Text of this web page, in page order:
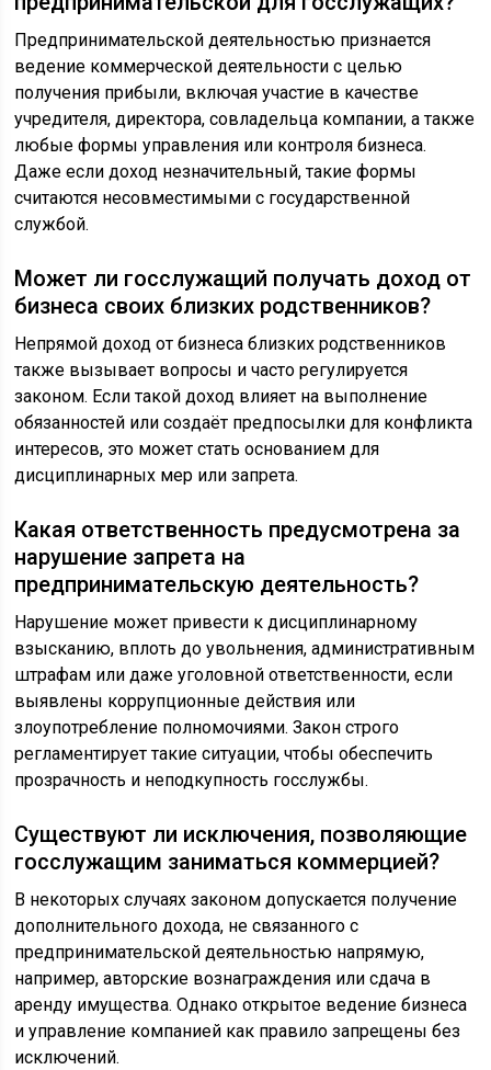
Предпринимательской деятельностью признается
ведение коммерческой деятельности с целью
получения прибыли, включая участие в качестве
учредителя, директора, совладельца компании, а также
любые формы управления или контроля бизнеса.
Даже если доход незначительный, такие формы
считаются несовместимыми с государственной
службой.
Может ли госслужащий получать доход от
бизнеса своих близких родственников?
Непрямой доход от бизнеса близких родственников
также вызывает вопросы и часто регулируется
законом. Если такой доход влияет на выполнение
обязанностей или создаёт предпосылки для конфликта
интересов, это может стать основанием для
дисциплинарных мер или запрета.
Какая ответственность предусмотрена за
нарушение запрета на
предпринимательскую деятельность?
Нарушение может привести к дисциплинарному
взысканию, вплоть до увольнения, административным
штрафам или даже уголовной ответственности, если
выявлены коррупционные действия или
злоупотребление полномочиями. Закон строго
регламентирует такие ситуации, чтобы обеспечить
прозрачность и неподкупность госслужбы.
Существуют ли исключения, позволяющие
госслужащим заниматься коммерцией?
В некоторых случаях законом допускается получение
дополнительного дохода, не связанного с
предпринимательской деятельностью напрямую,
например, авторские вознаграждения или сдача в
аренду имущества. Однако открытое ведение бизнеса
и управление компанией как правило запрещены без
исключений.